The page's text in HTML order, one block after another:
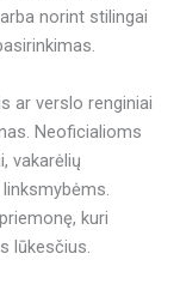
norint stilingai
ar verslo renginiai
Neoficialioms
vakarėlių
kuri
lūkesčius.